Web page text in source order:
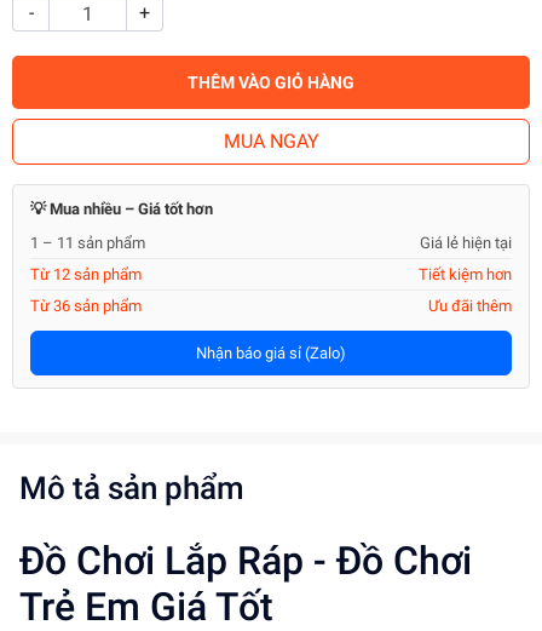
- +
THÊM VÀO GIỎ HÀNG
MUA NGAY
💡 Mua nhiều – Giá tốt hơn
1 – 11 sản phẩm
Giá lẻ hiện tại
Từ 12 sản phẩm
Tiết kiệm hơn
Từ 36 sản phẩm
Ưu đãi thêm
Nhận báo giá sỉ (Zalo)
Mô tả sản phẩm
Đồ Chơi Lắp Ráp - Đồ Chơi
Trẻ Em Giá Tốt